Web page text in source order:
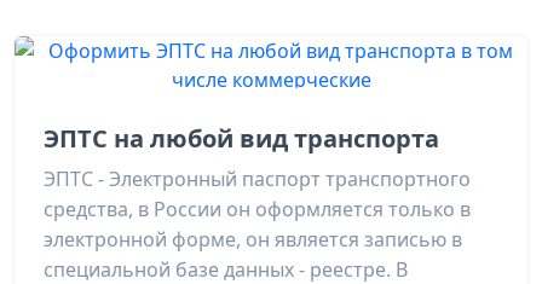
ЭПТС на любой вид транспорта
ЭПТС - Электронный паспорт транспортного
средства, в России он оформляется только в
электронной форме, он является записью в
специальной базе данных - реестре. В